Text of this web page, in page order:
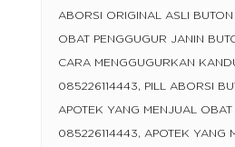
ABORSI ORIGINAL ASLI
OBAT PENGGUGUR JANIN
CARA MENGGUGURKAN
085226114443, PILL ABORSI
APOTEK YANG MENJUAL OBAT
085226114443, APOTEK YANG